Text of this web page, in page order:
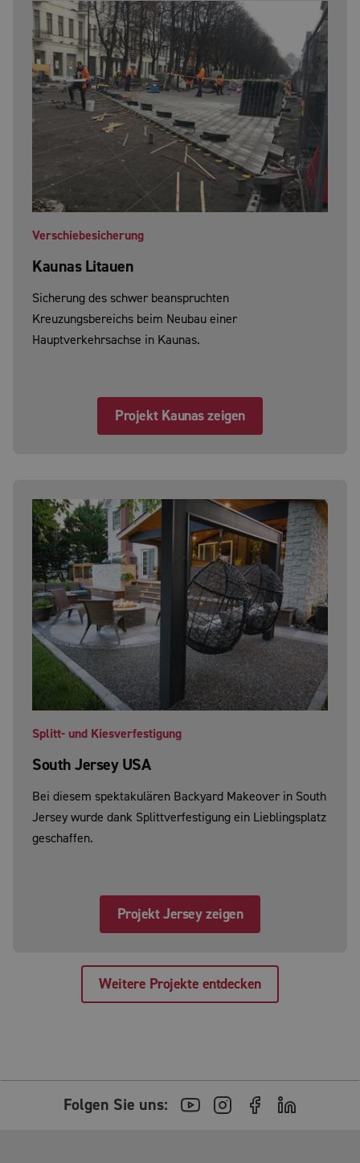
Verschiebesicherung
Kaunas Litauen
Sicherung des schwer beanspruchten
Kreuzungsbereichs beim Neubau einer
Hauptverkehrsachse in Kaunas.
Projekt Kaunas zeigen
Splitt- und Kiesverfestigung
South Jersey USA
Bei diesem spektakulären Backyard Makeover in South
Jersey wurde dank Splittverfestigung ein Lieblingsplatz
geschaffen.
Projekt Jersey zeigen
Weitere Projekte entdecken
Folgen Sie uns: